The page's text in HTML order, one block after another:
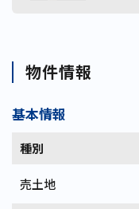
物件情報
基本情報
種別
売土地